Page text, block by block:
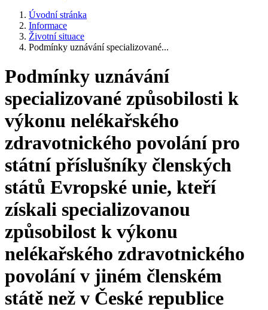
Úvodní stránka
Informace
Životní situace
Podmínky uznávání specializované...
Podmínky uznávání
specializované způsobilosti k
výkonu nelékařského
zdravotnického povolání pro
státní příslušníky členských
států Evropské unie, kteří
získali specializovanou
způsobilost k výkonu
nelékařského zdravotnického
povolání v jiném členském
státě než v České republice